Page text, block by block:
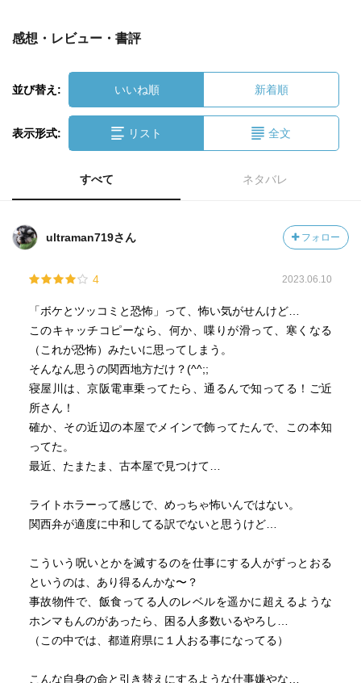
感想・レビュー・書評
並び替え: いいね順 新着順
表示形式: リスト 全文
すべて ネタバレ
ultraman719さん フォロー
4 2023.06.10
「ボケとツッコミと恐怖」って、怖い気がせんけど…
このキャッチコピーなら、何か、喋りが滑って、寒くなる
（これが恐怖）みたいに思ってしまう。
そんなん思うの関西地方だけ？(^^;;
寝屋川は、京阪電車乗ってたら、通るんで知ってる！ご近
所さん！
確か、その近辺の本屋でメインで飾ってたんで、この本知
ってた。
最近、たまたま、古本屋で見つけて…
ライトホラーって感じで、めっちゃ怖いんではない。
関西弁が適度に中和してる訳でないと思うけど…
こういう呪いとかを滅するのを仕事にする人がずっとおる
というのは、あり得るんかな〜？
事故物件で、飯食ってる人のレベルを遥かに超えるような
ホンマもんのがあったら、困る人多数いるやろし…
（この中では、都道府県に１人おる事になってる）
こんな自身の命と引き替えにするような仕事嫌やな…